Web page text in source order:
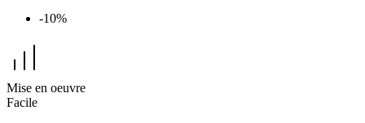
-10%
Mise en oeuvre
Facile